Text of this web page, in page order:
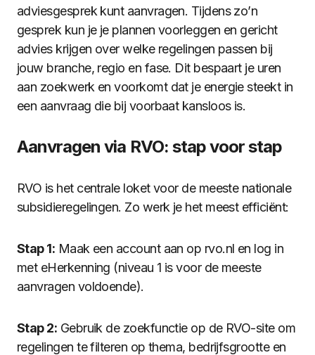
adviesgesprek kunt aanvragen. Tijdens zo’n
gesprek kun je je plannen voorleggen en gericht
advies krijgen over welke regelingen passen bij
jouw branche, regio en fase. Dit bespaart je uren
aan zoekwerk en voorkomt dat je energie steekt in
een aanvraag die bij voorbaat kansloos is.
Aanvragen via RVO: stap voor stap
RVO is het centrale loket voor de meeste nationale
subsidieregelingen. Zo werk je het meest efficiënt:
Stap 1: Maak een account aan op rvo.nl en log in
met eHerkenning (niveau 1 is voor de meeste
aanvragen voldoende).
Stap 2: Gebruik de zoekfunctie op de RVO-site om
regelingen te filteren op thema, bedrijfsgrootte en